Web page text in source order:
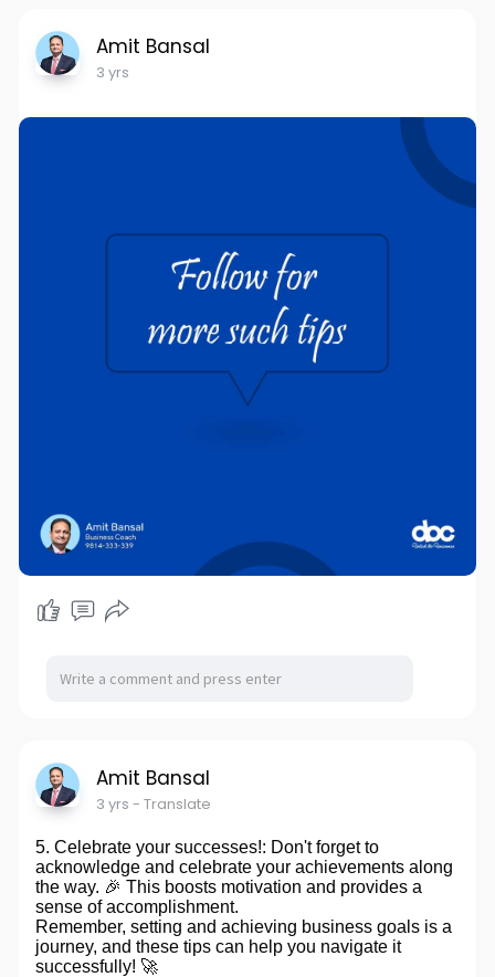
Amit Bansal
3 yrs
Amit Bansal
3 yrs - Translate
5. Celebrate your successes!: Don't forget to
acknowledge and celebrate your achievements along
the way. 🎉 This boosts motivation and provides a
sense of accomplishment.
Remember, setting and achieving business goals is a
journey, and these tips can help you navigate it
successfully! 🚀